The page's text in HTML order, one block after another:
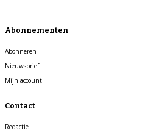
Abonnementen
Abonneren
Nieuwsbrief
Mijn account
Contact
Redactie